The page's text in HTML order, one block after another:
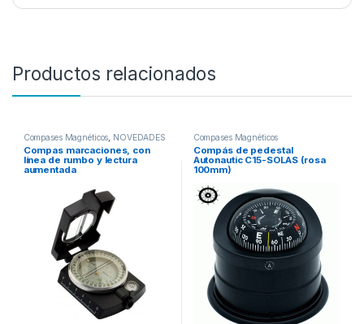
Productos relacionados
Compases Magnéticos NOVEDADES
Compas marcaciones, con
línea de rumbo y lectura
aumentada
Compases Magnéticos
Compás de pedestal
Autonautic C15-SOLAS (rosa
100mm)